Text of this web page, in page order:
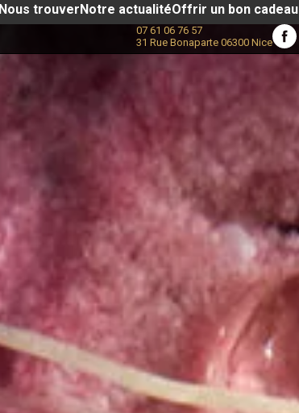
Nous trouver Notre actualité​Offrir un bon cadeau
07 61 06 76 57
31 Rue Bonaparte 06300 Nice